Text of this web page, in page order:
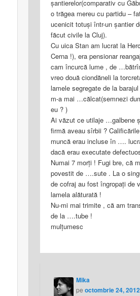
şantierelor(comparativ cu
o trăgea mereu cu partidu –
ucenicit totuşi într-un şantier
făcut civile la Cluj).
Cu uica Stan am lucrat la
Cerna !), era pensionar
cam încurcă lume , de
vreo două ciondăneli la
lamele segregate de la
m-a mai …călcat(semnezi
eu ? )
Ai văzut ce utilaje …galbene
firmă aveau sîrbii ?
muncă erau incluse în ….
dacă erau executate
Numai 7 morţi ! Fugi bre, că
povestit de ….sute . La o
de cofraj au fost îngropaţi de
lamela alăturată !
Nu-mi mai trimite , că am
de la ….tube !
mulţumesc
Mika
peoctombrie 24,